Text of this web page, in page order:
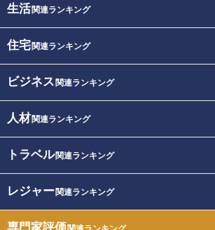
生活関連ランキング
住宅関連ランキング
ビジネス 関連ランキング
人材関連ランキング
トラベル関連ランキング
レジャー関連ランキング